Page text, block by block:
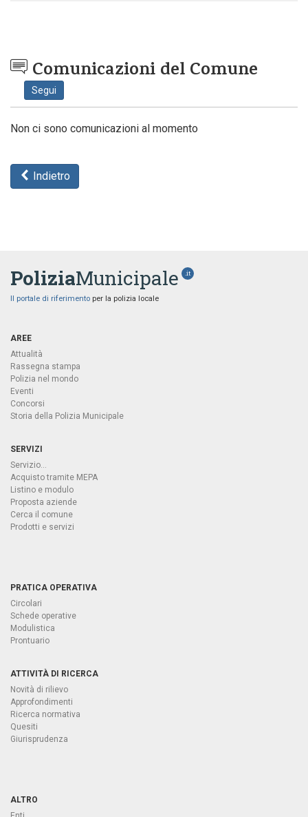
Comunicazioni del Comune
Segui
Non ci sono comunicazioni al momento
Indietro
PoliziaMunicipale .it
Il portale di riferimento per la polizia locale
AREE
Attualità
Rassegna stampa
Polizia nel mondo
Eventi
Concorsi
Storia della Polizia Municipale
SERVIZI
Servizio...
Acquisto tramite MEPA
Listino e modulo
Proposta aziende
Cerca il comune
Prodotti e servizi
PRATICA OPERATIVA
Circolari
Schede operative
Modulistica
Prontuario
ATTIVITÀ DI RICERCA
Novità di rilievo
Approfondimenti
Ricerca normativa
Quesiti
Giurisprudenza
ALTRO